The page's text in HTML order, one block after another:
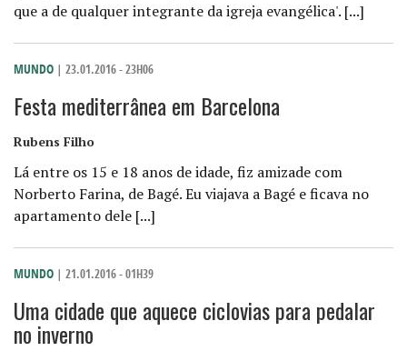
que a de qualquer integrante da igreja evangélica'. [...]
MUNDO | 23.01.2016 - 23H06
Festa mediterrânea em Barcelona
Rubens Filho
Lá entre os 15 e 18 anos de idade, fiz amizade com
Norberto Farina, de Bagé. Eu viajava a Bagé e ficava no
apartamento dele [...]
MUNDO | 21.01.2016 - 01H39
Uma cidade que aquece ciclovias para pedalar
no inverno